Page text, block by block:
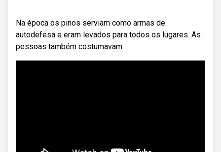
Na época os pinos serviam como armas de
autodefesa e eram levados para todos os lugares. As
pessoas também costumavam.